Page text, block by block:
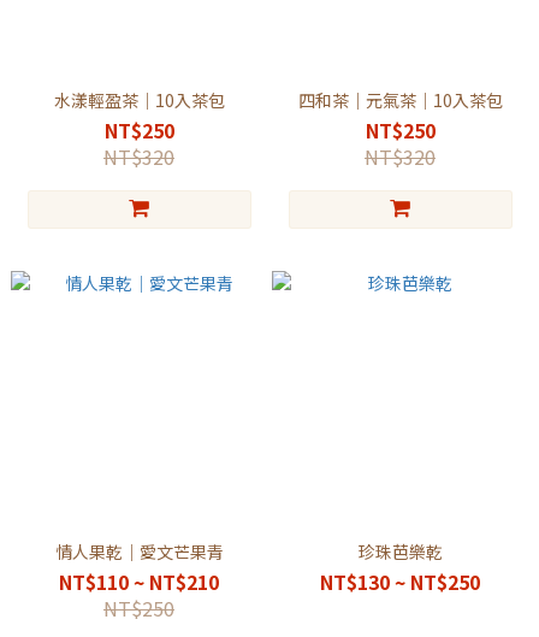
水漾輕盈茶｜10入茶包
NT$250
NT$320
四和茶｜元氣茶｜10入茶包
NT$250
NT$320
情人果乾｜愛文芒果青
NT$110 ~ NT$210
NT$250
珍珠芭樂乾
NT$130 ~ NT$250